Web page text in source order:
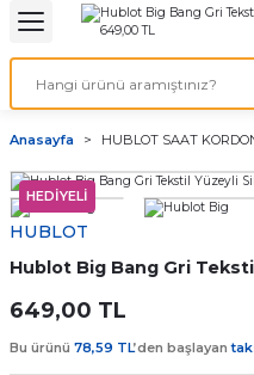
& ELEKTİRİK
ve Cihaz Pilleri
ÇEŞİTLERİ
ÇEŞİTLERİ
Kordon Çeşitleri
Kordonları
Kordonu
Anasayfa HUBLOT SAAT
HEDİYELİ
HUBLOT
Hublot Big Bang Gri
649,00 TL
Bu ürünü 78,59 TL’den başlayan